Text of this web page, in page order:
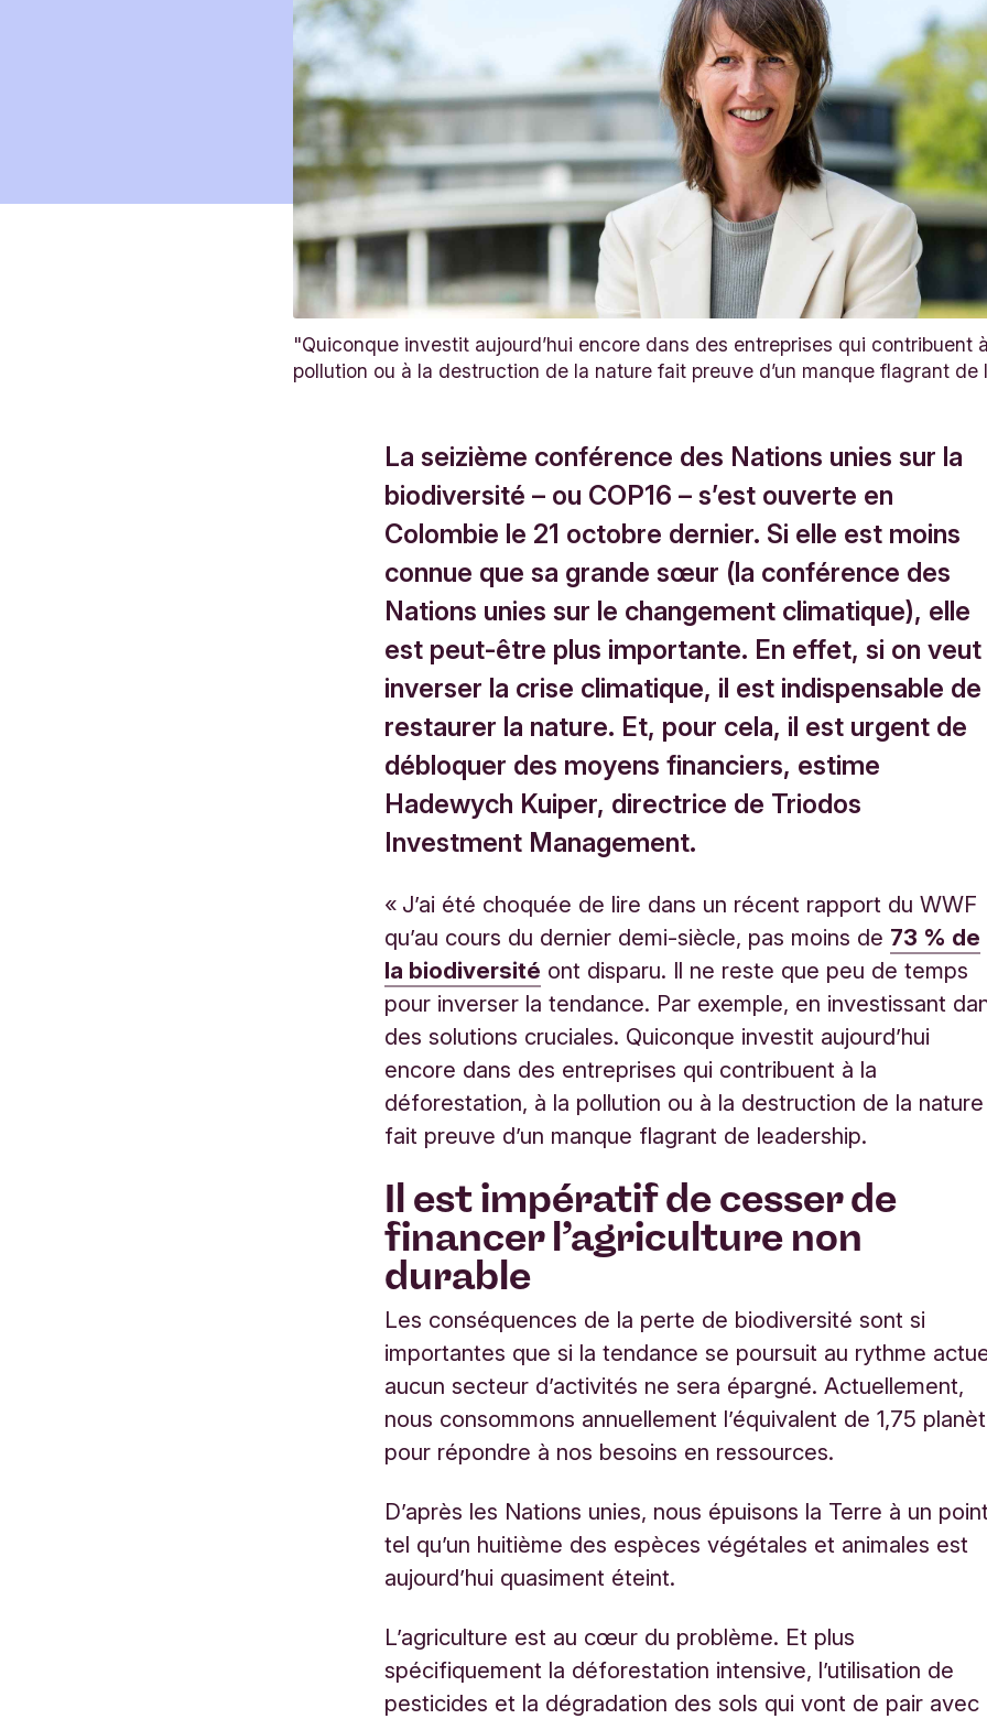
"Quiconque investit aujourd’hui encore dans des entreprises qui contribuent
pollution ou à la destruction de la nature fait preuve d’un manque flagrant de
La seizième conférence des Nations unies sur la
biodiversité – ou COP16 – s’est ouverte en
Colombie le 21 octobre dernier. Si elle est moins
connue que sa grande sœur (la conférence des
Nations unies sur le changement climatique), elle
est peut-être plus importante. En effet, si on veut
inverser la crise climatique, il est indispensable de
restaurer la nature. Et, pour cela, il est urgent de
débloquer des moyens financiers, estime
Hadewych Kuiper, directrice de Triodos
Investment Management.
« J’ai été choquée de lire dans un récent rapport du WWF
qu’au cours du dernier demi-siècle, pas moins de 73 % de
la biodiversité ont disparu. Il ne reste que peu de temps
pour inverser la tendance. Par exemple, en investissant
des solutions cruciales. Quiconque investit aujourd’hui
encore dans des entreprises qui contribuent à la
déforestation, à la pollution ou à la destruction de la nature
fait preuve d’un manque flagrant de leadership.
Il est impératif de cesser de
financer l’agriculture non
durable
Les conséquences de la perte de biodiversité sont si
importantes que si la tendance se poursuit au rythme
aucun secteur d’activités ne sera épargné. Actuellement,
nous consommons annuellement l’équivalent de 1,75
pour répondre à nos besoins en ressources.
D’après les Nations unies, nous épuisons la Terre à un
tel qu’un huitième des espèces végétales et animales est
aujourd’hui quasiment éteint.
L’agriculture est au cœur du problème. Et plus
spécifiquement la déforestation intensive, l’utilisation de
pesticides et la dégradation des sols qui vont de pair avec